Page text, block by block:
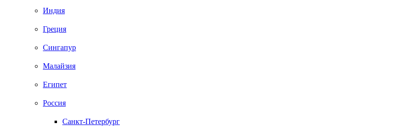
Индия
Греция
Сингапур
Малайзия
Египет
Россия
Санкт-Петербург